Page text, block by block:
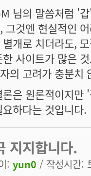
님의 말씀처럼 '
그것엔 현실적인
별개로 치더라도,
한 사이트가 많은
의 고려가 충분치
론은 원론적이지만
하다는 것입니다.
지지합니다.
: yun0 / 작성시간: